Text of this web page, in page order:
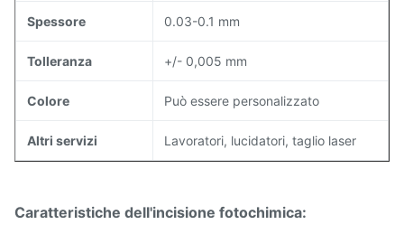
Spessore 0.03-0.1 mm
Tolleranza +/- 0,005 mm
Colore Può essere personalizzato
Altri servizi Lavoratori, lucidatori, taglio laser
Caratteristiche dell'incisione fotochimica: